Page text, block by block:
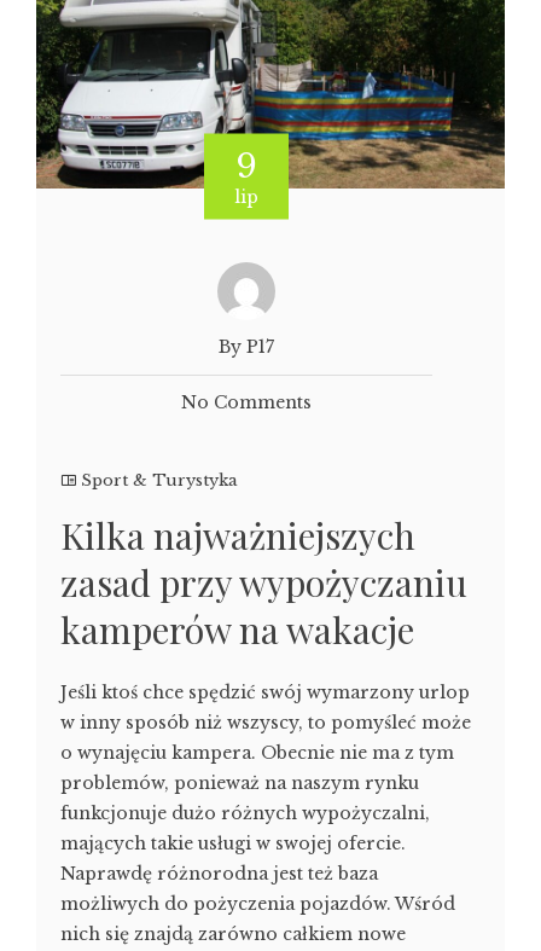
9
lip
By P17
No Comments
Sport & Turystyka
Kilka najważniejszych
zasad przy wypożyczaniu
kamperów na wakacje
Jeśli ktoś chce spędzić swój wymarzony urlop
w inny sposób niż wszyscy, to pomyśleć może
o wynajęciu kampera. Obecnie nie ma z tym
problemów, ponieważ na naszym rynku
funkcjonuje dużo różnych wypożyczalni,
mających takie usługi w swojej ofercie.
Naprawdę różnorodna jest też baza
możliwych do pożyczenia pojazdów. Wśród
nich się znajdą zarówno całkiem nowe